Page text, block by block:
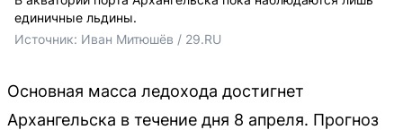
единичные льдины.
Источник: Иван Митюшёв / 29.RU
Основная масса ледохода достигнет
Архангельска в течение дня 8 апреля. Прогноз